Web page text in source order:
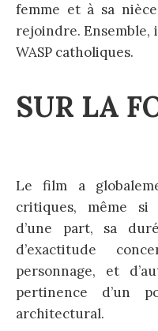
femme et à sa
rejoindre.
WASP catholiques.
SUR LA
Le film a
critiques, même si
d’une part, sa
d’exactitude
personnage, et
pertinence d’un
architectural.